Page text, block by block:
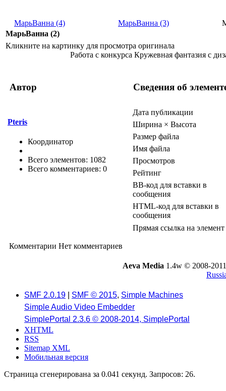
МарьВанна (4) МарьВанна (3)
МарьВанна (2)
Кликните на картинку для просмотра оригинала
Работа с конкурса Кружевная фантазия с
Автор Сведения об
Pteris
Координатор
Всего элементов: 1082
Всего комментариев: 0
Дата публикации
Ширина × Высота
Размер файла
Имя файла
Просмотров
Рейтинг
BB-код для вставки в
сообщения
HTML-код для вставки в
сообщения
Прямая ссылка на элемент
Комментарии Нет комментариев
Aeva Media 1.4w © 2008-
SMF 2.0.19 SMF © 2015, Simple Machines
Simple Audio Video Embedder
SimplePortal 2.3.6 © 2008-2014, SimplePortal
XHTML
RSS
Sitemap XML
Мобильная версия
Страница сгенерирована за 0.041 секунд. Запросов: 26.